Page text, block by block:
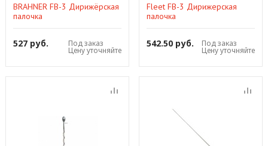
BRAHNER FB-3 Дирижёрская
палочка
527 руб. Под заказ
Цену уточняйте
Fleet FB-3 Дирижерская
палочка
542.50 руб. Под заказ
Цену уточняйте